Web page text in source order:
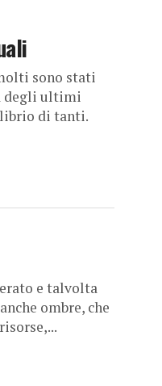
sono stati
degli ultimi
di tanti.
e talvolta
ombre, che